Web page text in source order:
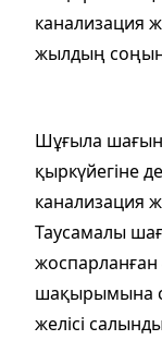
канализация
жылдың
Шұғыла
қыркүйегіне
канализация
Таусамалы
шақырымына
желісі